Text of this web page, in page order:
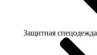
Защитная спецодежда